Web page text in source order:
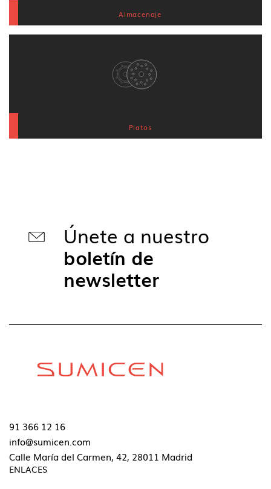
Almacenaje
Platos
Únete a nuestro
boletín de
newsletter
91 366 12 16
info@sumicen.com
Calle María del Carmen, 42, 28011 Madrid
ENLACES